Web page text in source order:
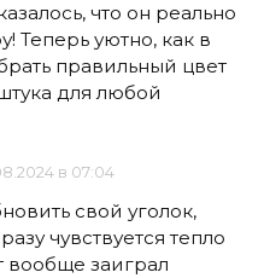
что он реально
Теперь уютно, как в
правильный цвет
для любой
в 07:04
свой уголок,
чувствуется тепло
вообще заиграл